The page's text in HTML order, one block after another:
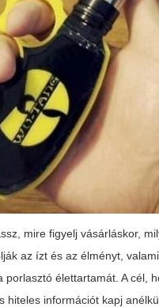
mire figyelj vásárláskor,
az ízt és az élményt,
porlasztó élettartamát. A cél,
hiteles információt kapj